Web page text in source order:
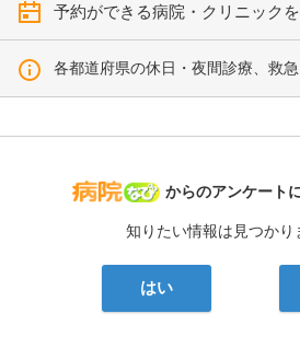
予約ができる病院・クリニック
各都道府県の休日・夜間診療、救
病院なび
からのアンケート
知りたい情報は見つかり
はい